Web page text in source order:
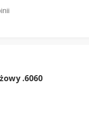
.6060